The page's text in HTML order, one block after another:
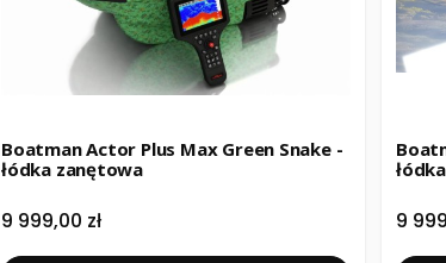
Boatman Actor Plus Max Green Snake -
łódka zanętowa
Cena
9 999,00 zł Cena
9